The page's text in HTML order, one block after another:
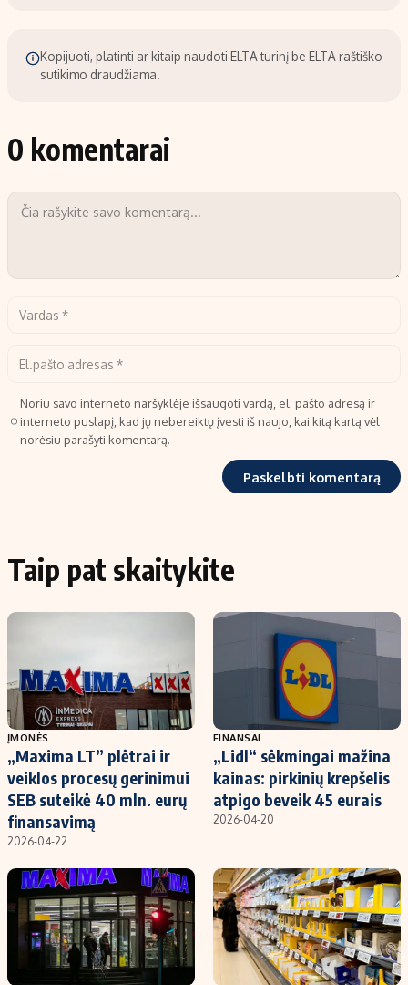
Kopijuoti, platinti ar kitaip naudoti ELTA turinį be ELTA raštiško
sutikimo draudžiama.
0 komentarai
Noriu savo interneto naršyklėje išsaugoti vardą, el. pašto adresą ir
interneto puslapį, kad jų nebereiktų įvesti iš naujo, kai kitą kartą vėl
norėsiu parašyti komentarą.
Taip pat skaitykite
ĮMONĖS
„Maxima LT” plėtrai ir
veiklos procesų gerinimui
SEB suteikė 40 mln. eurų
finansavimą
2026-04-22
FINANSAI
„Lidl“ sėkmingai mažina
kainas: pirkinių krepšelis
atpigo beveik 45 eurais
2026-04-20